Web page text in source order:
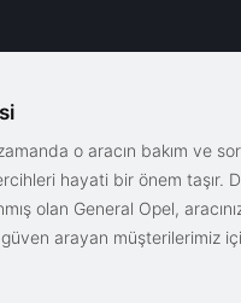
o aracın bakım ve
hayati bir önem taşır.
olan General Opel,
arayan müşterilerimiz